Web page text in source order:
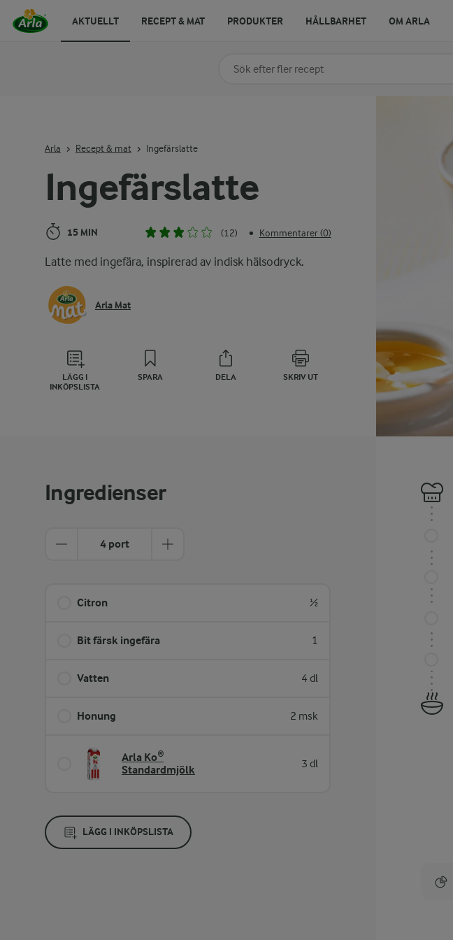
Ingefärslatte
15 MIN (12) • Kommentarer (0)
Latte med ingefära, inspirerad av indisk hälsodryck.
Arla Mat
LÄGG I
INKÖPSLISTA
SPARA DELA SKRIV UT
Arla Recept & mat Ingefärslatte
Ingredienser
4 port
Citron ½
Bit färsk ingefära 1
Vatten 4 dl
Honung 2 msk
Arla Ko®
Standardmjölk
3 dl
LÄGG I INKÖPSLISTA
Sök på kategori eller ingrediens
AKTUELLT RECEPT & MAT PRODUKTER HÅLLBARHET OM ARLA